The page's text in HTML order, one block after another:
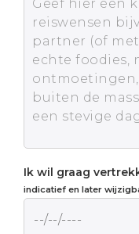
Ik wil graag
indicatief en later